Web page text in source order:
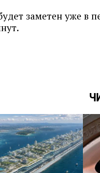
заметен уже в